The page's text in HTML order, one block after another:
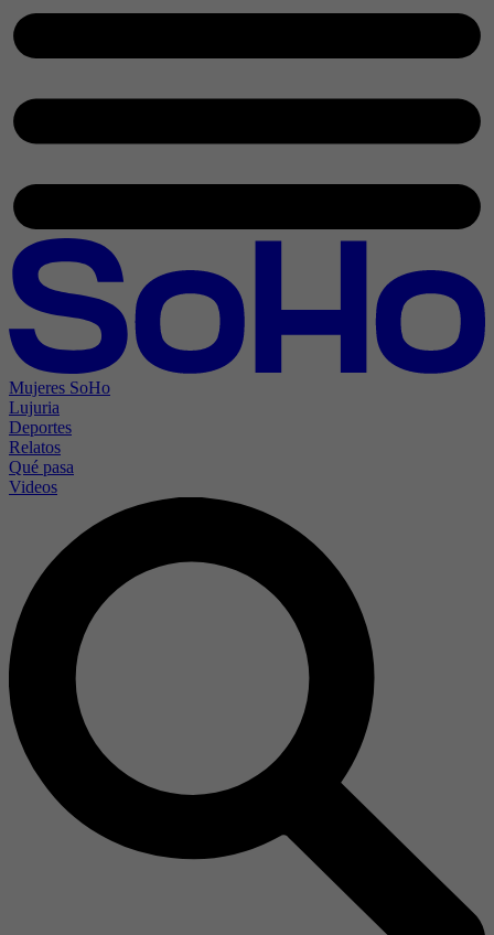
Mujeres SoHo
Lujuria
Deportes
Relatos
Qué pasa
Videos